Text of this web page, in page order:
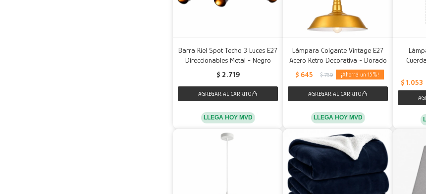
Barra Riel Spot Techo 3 Luces E27
Direccionables Metal - Negro
$ 2.719
LLEGA HOY MVD
Lámpara Colgante Vintage E27
Acero Retro Decorativa - Dorado
$ 645 $ 759 15
LLEGA HOY MVD
$ 1.053